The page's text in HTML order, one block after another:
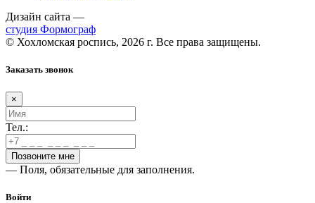
Дизайн сайта —
студия Формограф
© Хохломская роспись, 2026 г. Все права защищены.
Заказать звонок
×
Тел.:
— Поля, обязательные для заполнения.
Войти